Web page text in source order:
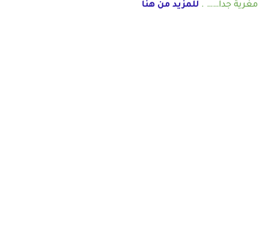
مغرية جدا…… . للمزيد من هنا